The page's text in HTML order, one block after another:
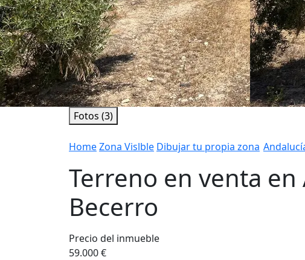
Fotos (3)
HomeZona Vislble Dibujar tu propia zona
Terreno en venta en
Becerro
Precio del inmueble
59.000 €